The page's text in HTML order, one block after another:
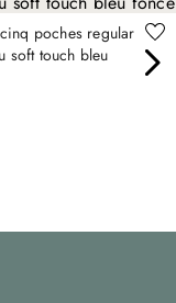
soft touch bleu